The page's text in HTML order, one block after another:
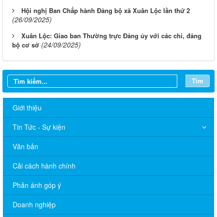
Hội nghị Ban Chấp hành Đảng bộ xã Xuân Lộc lần thứ 2
(26/09/2025)
Xuân Lộc: Giao ban Thường trực Đảng ủy với các chi, đảng
bộ cơ sở (24/09/2025)
Tìm
Giới thiệu
Tin Tức - Sự kiện
Văn bản
Cải cách hành chính
Phản ánh góp ý
Doanh nghiệp